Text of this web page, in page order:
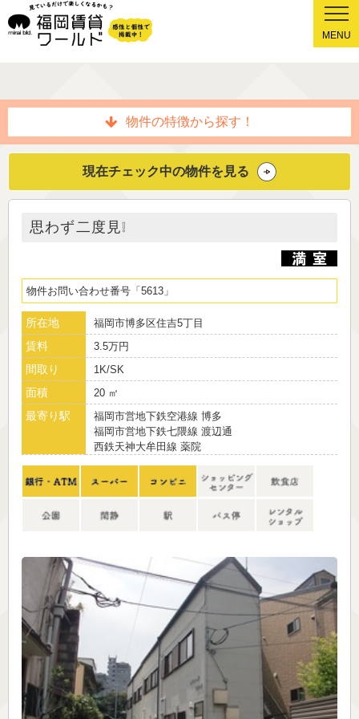
MENU
物件の特徴から探す！
現在チェック中の物件を見る
思わず二度見❕
物件お問い合わせ番号 5613
所在地 福岡市博多区住吉5丁目
賃料 3.5万円
間取り 1K/SK
面積 20 ㎡
最寄り駅
福岡市営地下鉄空港線 博多
福岡市営地下鉄七隈線 渡辺通
西鉄天神大牟田線 薬院